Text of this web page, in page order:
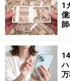
iPhoneで手振
ていると見られ
優位性があるも
も部品を供給し
いと見られ、販
なるそうです。
1